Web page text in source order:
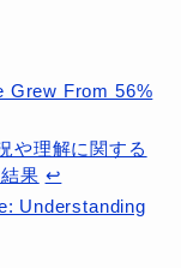
Grew From 56%
や理解に関する
果 ↩︎
Understanding